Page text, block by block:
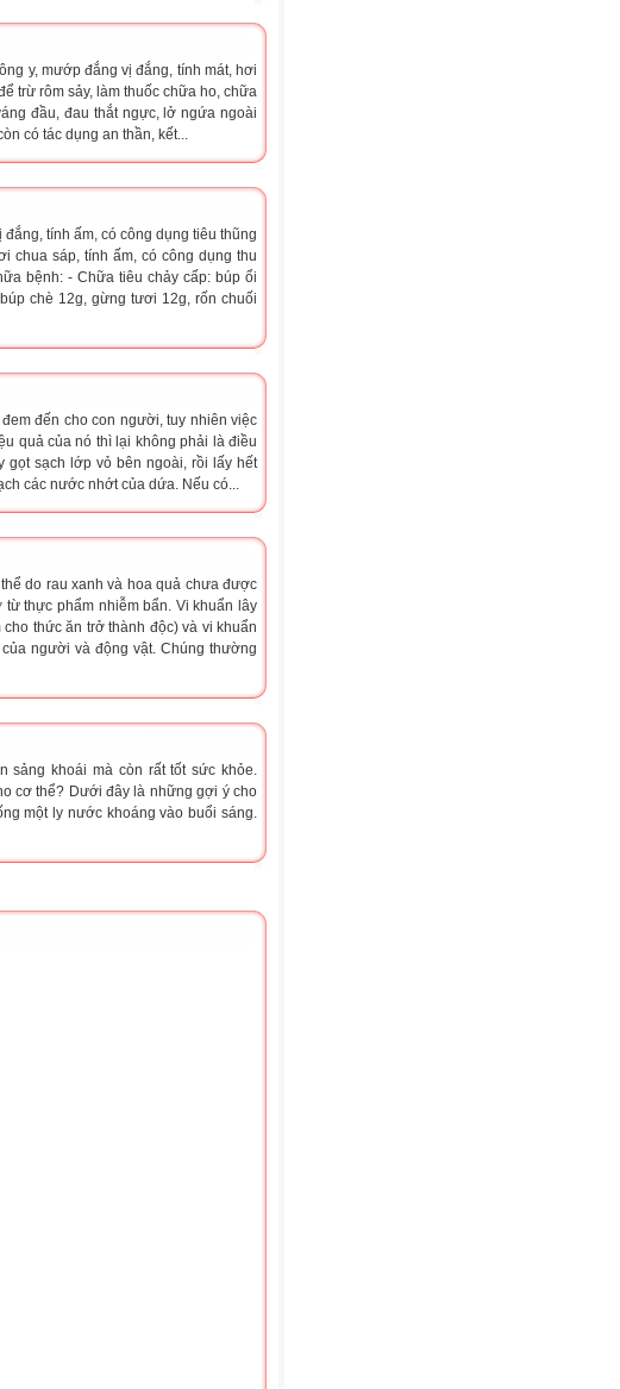
y, mướp đắng vị đắng, tính mát, hơi
trừ rôm sảy, làm thuốc chữa ho, chữa
đầu, đau thắt ngực, lở ngứa ngoài
có tác dụng an thần, kết...
tính ấm, có công dụng tiêu thũng
chua sáp, tính ấm, có công dụng thu
bệnh: - Chữa tiêu chảy cấp: búp ổi
chè 12g, gừng tươi 12g, rốn chuối
đến cho con người, tuy nhiên việc
quả của nó thì lại không phải là điều
gọt sạch lớp vỏ bên ngoài, rồi lấy hết
các nước nhớt của dứa. Nếu có...
do rau xanh và hoa quả chưa được
thực phẩm nhiễm bẩn. Vi khuẩn lây
thức ăn trở thành độc) và vi khuẩn
người và động vật. Chúng thường
sảng khoái mà còn rất tốt sức khỏe.
cơ thể? Dưới đây là những gợi ý cho
một ly nước khoáng vào buổi sáng.